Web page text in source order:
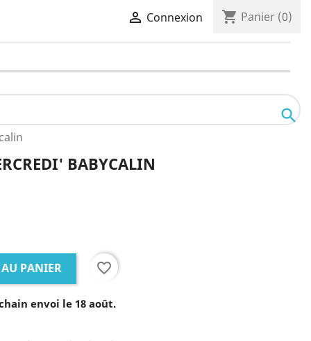
 Connexion shopping_cart Panier (0)

BABYCALIN
PANIER favorite_border
envoi le 18 août.